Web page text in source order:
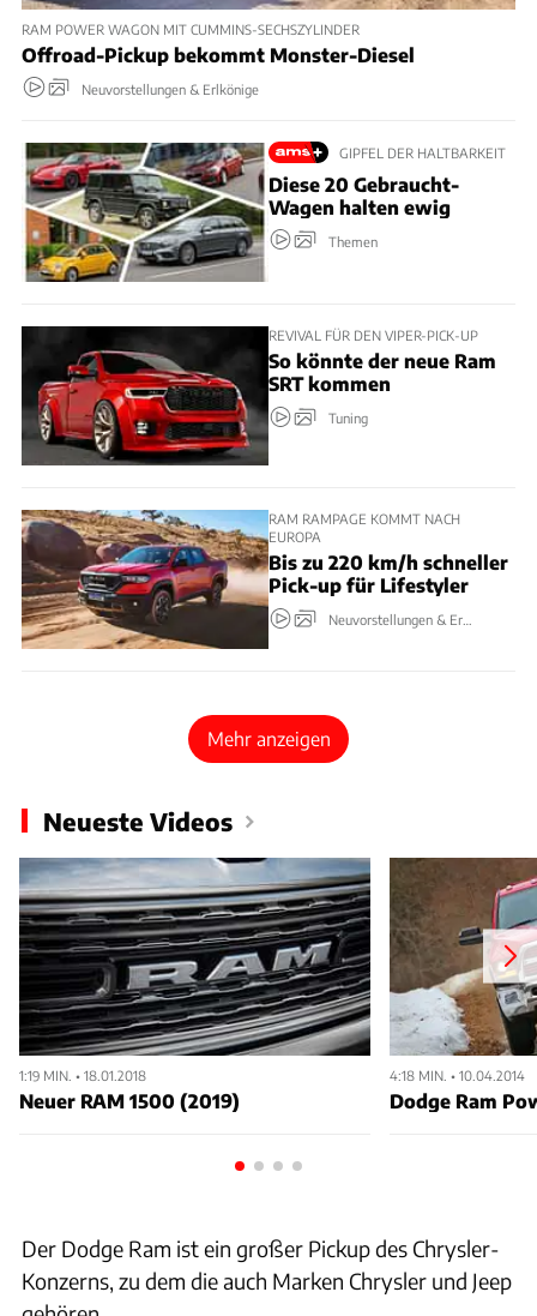
RAM POWER WAGON MIT CUMMINS-SECHSZYLINDER
Offroad-Pickup bekommt Monster-Diesel
Neuvorstellungen & Erlkönige
GIPFEL DER HALTBARKEIT
Diese 20 Gebraucht-
Wagen halten ewig
Themen
REVIVAL FÜR DEN VIPER-PICK-UP
So könnte der neue Ram
SRT kommen
Tuning
RAM RAMPAGE KOMMT NACH
EUROPA
Bis zu 220 km/h schneller
Pick-up für Lifestyler
Neuvorstellungen & Erlkönige
Mehr anzeigen
Neueste Videos
1:19 MIN. • 18.01.2018
Neuer RAM 1500 (2019)
4:18 MIN. • 10.04.2014
Dodge Ram
Der Dodge Ram ist ein großer Pickup des Chrysler-
Konzerns, zu dem die auch Marken Chrysler und Jeep